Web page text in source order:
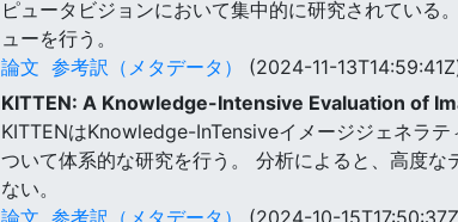
ピュータビジョンにおいて集中的に研究されている
ューを行う。
論文 参考訳（メタデータ）
(2024-11-
KITTEN: A Knowledge-Intensive Evaluation of
KITTENはKnowledge-InTensiveイメージジェネラ
ついて体系的な研究を行う。 分析によると、高度
ない。